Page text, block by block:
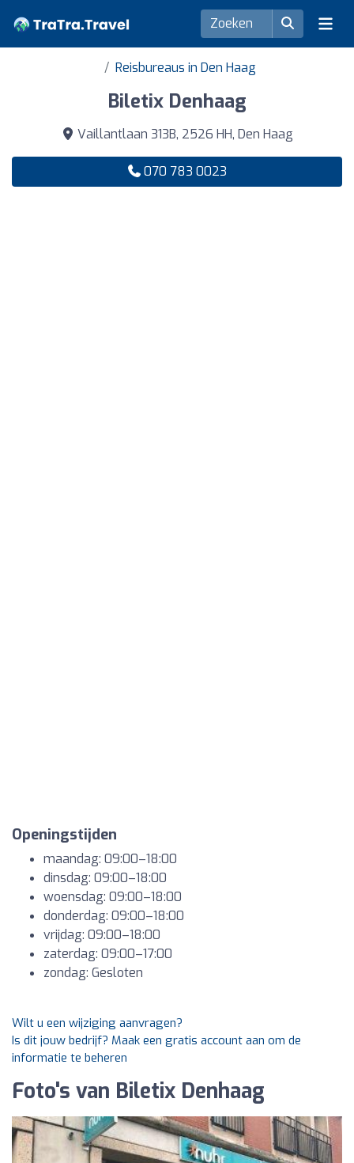
Reisbureaus in Den Haag
Biletix Denhaag
Vaillantlaan 313B, 2526 HH, Den Haag
070 783 0023
Openingstijden
maandag: 09:00–18:00
dinsdag: 09:00–18:00
woensdag: 09:00–18:00
donderdag: 09:00–18:00
vrijdag: 09:00–18:00
zaterdag: 09:00–17:00
zondag: Gesloten
Wilt u een wijziging aanvragen?
Is dit jouw bedrijf? Maak een gratis account aan om de
informatie te beheren
Foto's van Biletix Denhaag